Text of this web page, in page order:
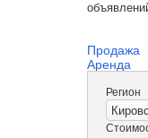
Продажа
Аренда
Регион